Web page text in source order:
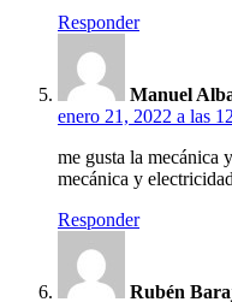
Responder
Manuel
enero 21, 2022 a las
me gusta la mecánica
mecánica y
Responder
Rubén